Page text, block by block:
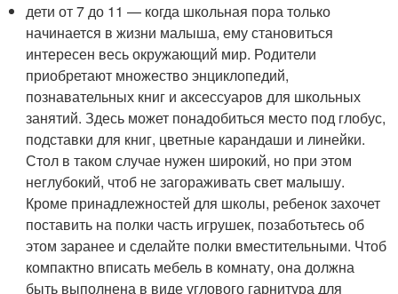
дети от 7 до 11 — когда школьная пора только
начинается в жизни малыша, ему становиться
интересен весь окружающий мир. Родители
приобретают множество энциклопедий,
познавательных книг и аксессуаров для школьных
занятий. Здесь может понадобиться место под глобус,
подставки для книг, цветные карандаши и линейки.
Стол в таком случае нужен широкий, но при этом
неглубокий, чтоб не загораживать свет малышу.
Кроме принадлежностей для школы, ребенок захочет
поставить на полки часть игрушек, позаботьтесь об
этом заранее и сделайте полки вместительными. Чтоб
компактно вписать мебель в комнату, она должна
быть выполнена в виде углового гарнитура для